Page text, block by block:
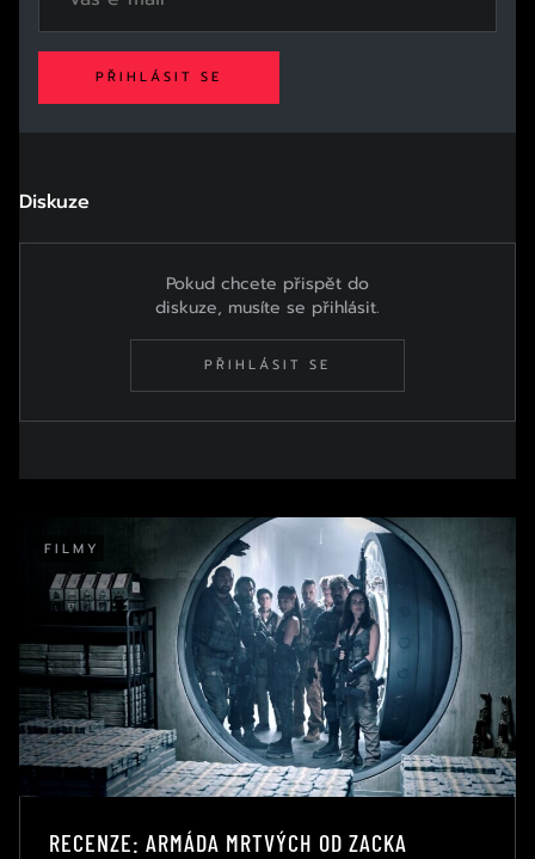
PŘIHLÁSIT SE
Diskuze
Pokud chcete přispět do
diskuze, musíte se přihlásit.
PŘIHLÁSIT SE
FILMY
RECENZE: ARMÁDA MRTVÝCH OD ZACKA